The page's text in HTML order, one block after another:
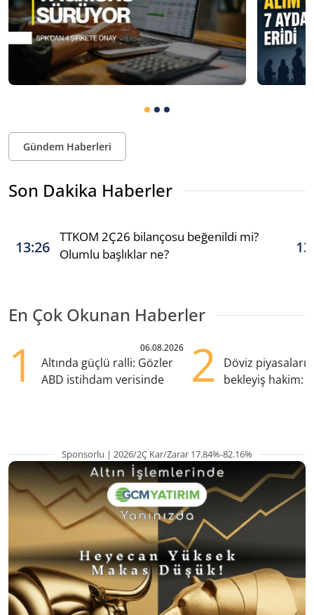
Gündem Haberleri
Son Dakika Haberler
13:26
TTKOM 2Ç26 bilançosu beğenildi mi?
Olumlu başlıklar ne?
En Çok Okunan Haberler
1 06.08.2026
Altında güçlü ralli: Gözler
ABD istihdam verisinde
2
Döviz
bekleyiş hakim:
Sponsorlu | 2026/2Ç Kar/Zarar 17.84%-82.16%